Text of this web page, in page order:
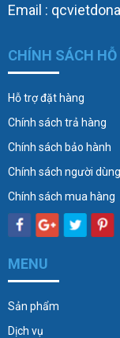
Email :
CHÍNH SÁCH HỖ
Hỗ trợ đặt hàng
Chính sách trả hàng
Chính sách bảo hành
Chính sách người dùng
Chính sách mua hàng
MENU
Sản phẩm
Dịch vụ